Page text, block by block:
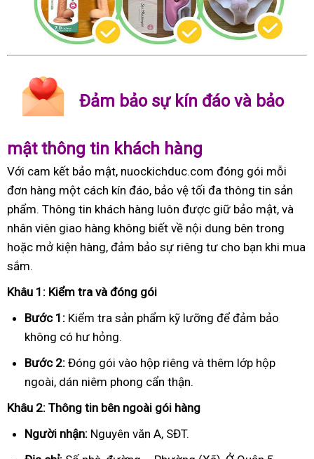
Đảm bảo sự kín đáo và bảo
mật thông tin khách hàng
Với cam kết bảo mật, nuockichduc.com đóng gói mỗi
đơn hàng một cách kín đáo, bảo vệ tối đa thông tin sản
phẩm. Thông tin khách hàng luôn được giữ bảo mật, và
nhân viên giao hàng không biết về nội dung bên trong
hoặc mở kiện hàng, đảm bảo sự riêng tư cho bạn khi mua
sắm.
Khâu 1: Kiểm tra và đóng gói
Bước 1: Kiểm tra sản phẩm kỹ lưỡng để đảm bảo
không có hư hỏng.
Bước 2: Đóng gói vào hộp riêng và thêm lớp hộp
ngoài, dán niêm phong cẩn thận.
Khâu 2: Thông tin bên ngoài gói hàng
Người nhận: Nguyên văn A, SĐT.